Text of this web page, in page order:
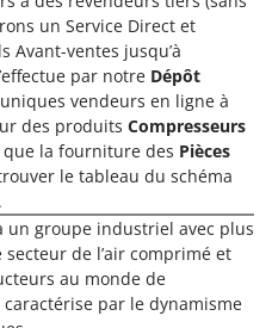
pour tracteur
tracteur
un Service Direct et
Avant-ventes jusqu’à
par notre Dépôt
vendeurs en ligne à
des produits Compresseurs
que la fourniture des Pièces
le tableau du schéma
un groupe industriel avec plus
secteur de l’air comprimé et
au monde de
par le dynamisme